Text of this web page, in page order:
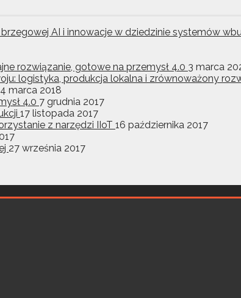
AI i innowacje w dziedzinie systemów
rozwiązanie, gotowe na przemysł 4.0 3 marca
logistyka, produkcja lokalna i zrównoważony
marca 2018
4.0 7 grudnia 2017
17 listopada 2017
z narzędzi IIoT 16 października 2017
27 września 2017